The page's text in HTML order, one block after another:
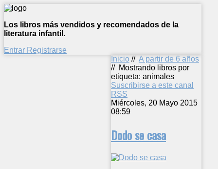
Los libros más vendidos y recomendados de la
literatura infantil.
Entrar Registrarse
Inicio // A partir de 6 años
// Mostrando libros por
etiqueta: animales
Suscribirse a este canal
RSS
Miércoles, 20 Mayo 2015
08:59
Dodo se casa